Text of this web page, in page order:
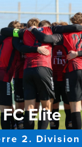
Elite
2. Division